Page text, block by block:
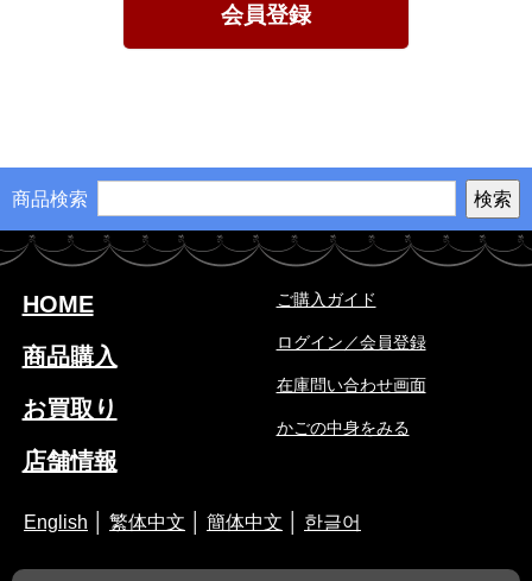
会員登録
商品検索
HOME
商品購入
お買取り
店舗情報
ご購入ガイド
ログイン／会員登録
在庫問い合わせ画面
かごの中身をみる
English 繁体中文 簡体中文 한글어